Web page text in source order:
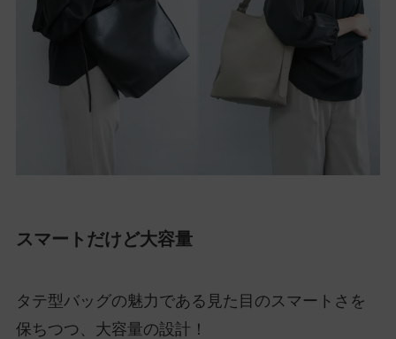
スマートだけど大容量
タテ型バッグの魅力である見た目のスマートさを
保ちつつ、大容量の設計！